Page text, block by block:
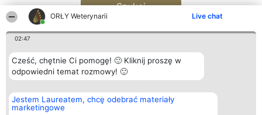
ORŁY Weterynarii Live chat
02:47
Cześć, chętnie Ci pomogę! 🙂 Kliknij proszę w
odpowiedni temat rozmowy! 🙂
Jestem Laureatem, chcę odebrać materiały
marketingowe
Szukaj
Organizator plebiscytu
Bright Side Solutions sp. z o.
o. sp. k.
Plebiscyt
Laureaci
Kontakt
Kontakt